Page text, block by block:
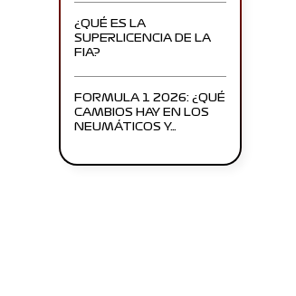
¿QUÉ ES LA
SUPERLICENCIA DE LA
FIA?
FORMULA 1 2026: ¿QUÉ
CAMBIOS HAY EN LOS
NEUMÁTICOS Y…